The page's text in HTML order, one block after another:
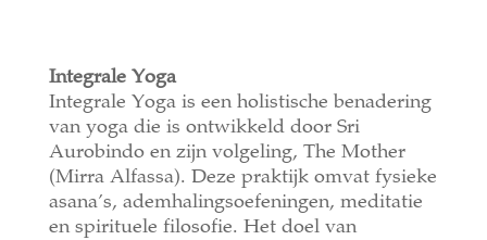
Integrale Yoga
Integrale Yoga is een holistische benadering
van yoga die is ontwikkeld door Sri
Aurobindo en zijn volgeling, The Mother
(Mirra Alfassa). Deze praktijk omvat fysieke
asana’s, ademhalingsoefeningen, meditatie
en spirituele filosofie. Het doel van